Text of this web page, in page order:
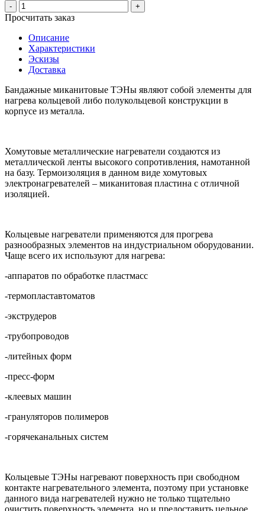
- +
Просчитать заказ
Описание
Характеристики
Эскизы
Доставка
Бандажные миканитовые ТЭНы являют собой элементы для
нагрева кольцевой либо полукольцевой конструкции в
корпусе из металла.
Хомутовые металлические нагреватели создаются из
металлической ленты высокого сопротивления, намотанной
на базу. Термоизоляция в данном виде хомутовых
электронагревателей – миканитовая пластина с отличной
изоляцией.
Кольцевые нагреватели применяются для прогрева
разнообразных элементов на индустриальном оборудовании.
Чаще всего их используют для нагрева:
-аппаратов по обработке пластмасс
-термопластавтоматов
-экструдеров
-трубопроводов
-литейных форм
-пресс-форм
-клеевых машин
-грануляторов полимеров
-горячеканальных систем
Кольцевые ТЭНы нагревают поверхность при свободном
контакте нагревательного элемента, поэтому при установке
данного вида нагревателей нужно не только тщательно
очистить поверхность элемента, но и предоставить цельное